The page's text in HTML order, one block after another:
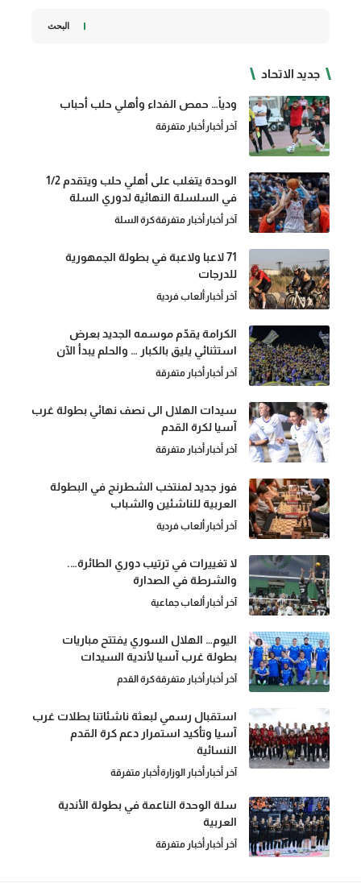
البحث
جديد الاتحاد
ودياً… حمص الفداء وأهلي حلب أحباب
آخر أخبارأخبار متفرقة
الوحدة يتغلب على أهلي حلب ويتقدم 1/2
في السلسلة النهائية لدوري السلة
آخر أخبارأخبار متفرقةكرة السلة
71 لاعبا ولاعبة في بطولة الجمهورية
للدرجات
آخر أخبارألعاب فردية
الكرامة يقدّم موسمه الجديد بعرض
استثنائي يليق بالكبار … والحلم يبدأ الآن
آخر أخبارأخبار متفرقة
سيدات الهلال الى نصف نهائي بطولة غرب
آسيا لكرة القدم
آخر أخبارأخبار متفرقة
فوز جديد لمنتخب الشطرنج في البطولة
العربية للناشئين والشباب
آخر أخبارألعاب فردية
لا تغييرات في ترتيب دوري الطائرة….
والشرطة في الصدارة
آخر أخبارألعاب جماعية
اليوم… الهلال السوري يفتتح مباريات
بطولة غرب آسيا لأندية السيدات
آخر أخبارأخبار متفرقةكرة القدم
استقبال رسمي لبعثة ناشئاتنا بطلات غرب
آسيا وتأكيد استمرار دعم كرة القدم
النسائية
آخر أخبارأخبار الوزارةأخبار متفرقة
سلة الوحدة الناعمة في بطولة الأندية
العربية
آخر أخبارأخبار متفرقة